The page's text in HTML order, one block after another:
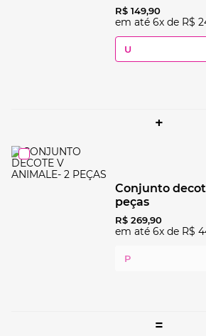
R$ 149,90
em até 6x de R$
U
+
conjunto decote v animale- 2
peças
R$ 269,90
em até 6x de R$
P
=